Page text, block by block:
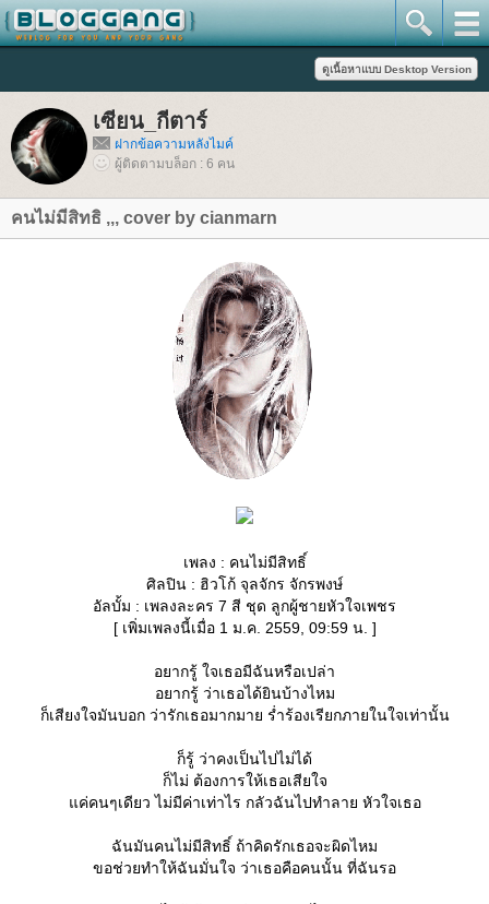
เซียน_กีตาร์
ฝากข้อความหลังไมค์
ผู้ติดตามบล็อก : 6 คน
คนไม่มีสิทธิ ,,, cover by cianmarn
เพลง : คนไม่มีสิทธิ์
ศิลปิน : ฮิวโก้ จุลจักร จักรพงษ์
อัลบั้ม : เพลงละคร 7 สี ชุด ลูกผู้ชายหัวใจเพชร
[ เพิ่มเพลงนี้เมื่อ 1 ม.ค. 2559, 09:59 น. ]
อยากรู้ ใจเธอมีฉันหรือเปล่า
อยากรู้ ว่าเธอได้ยินบ้างไหม
ก็เสียงใจมันบอก ว่ารักเธอมากมาย ร่ำร้องเรียกภายในใจเท่านั้น
ก็รู้ ว่าคงเป็นไปไม่ได้
ก็ไม่ ต้องการให้เธอเสียใจ
ค่คนๆเดียว ไม่มีค่าเท่าไร กลัวฉันไปทำลาย หัวใจเธอ
ฉันมันคนไม่มีสิทธิ์ ถ้าคิดรักเธอจะผิดไหม
ขอช่วยทำให้ฉันมั่นใจ ว่าเธอคือคนนั้น ที่ฉันรอ